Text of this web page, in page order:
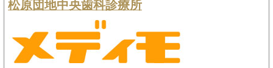
松原団地中央歯科診療所